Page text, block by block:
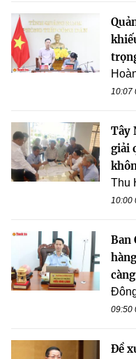
10:07
Tây
giải
Thu
10:00
Ban
09:50
Đề